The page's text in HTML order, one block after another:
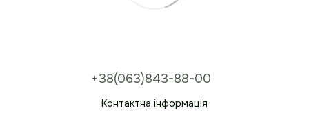
+38(063)843-88-00
Контактна інформація